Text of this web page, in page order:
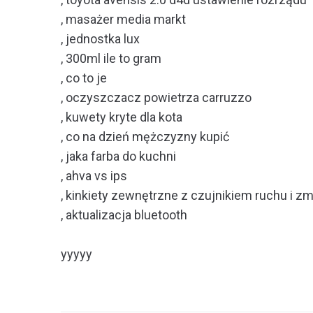
, masażer media markt
, jednostka lux
, 300ml ile to gram
, co to je
, oczyszczacz powietrza carruzzo
, kuwety kryte dla kota
, co na dzień mężczyzny kupić
, jaka farba do kuchni
, ahva vs ips
, kinkiety zewnętrzne z czujnikiem ruchu i
, aktualizacja bluetooth
yyyyy